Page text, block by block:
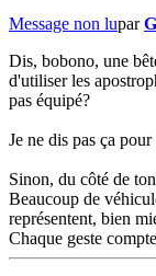
Message non lupar
Dis, bobono, une
d'utiliser les
pas équipé?
Je ne dis pas ça
Sinon, du côté de
Beaucoup de
représentent, bien
Chaque geste